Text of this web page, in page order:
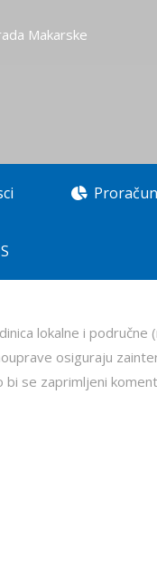
Makarske
Proračun
lokalne i područne
osiguraju
se zaprimljeni